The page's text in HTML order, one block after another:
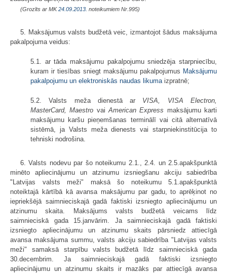
(Grozīts ar MK24.09.2013. noteikumiem Nr.995)
5. Maksājumus valsts budžetā veic, izmantojot šādus maksājuma
pakalpojuma veidus:
5.1. ar tāda maksājumu pakalpojumu sniedzēja starpniecību,
kuram ir tiesības sniegt maksājumu pakalpojumus Maksājumu
pakalpojumu un elektroniskās naudas likuma izpratnē;
5.2. Valsts meža dienestā ar VISA, VISA Electron,
MasterCard, Maestro vaiAmerican Express maksājumu karti
maksājumu karšu pieņemšanas terminālī vai citā alternatīvā
sistēmā, ja Valsts meža dienests vai starpniekinstitūcija to
tehniski nodrošina.
6. Valsts nodevu par šo noteikumu 2.1., 2.4. un 2.5.apakšpunktā
minēto apliecinājumu un atzinumu izsniegšanu akciju sabiedrība
"Latvijas valsts meži" maksā šo noteikumu 5.1.apakšpunktā
noteiktajā kārtībā kā avansa maksājumu par gadu, to aprēķinot no
iepriekšējā saimnieciskajā gadā faktiski izsniegto apliecinājumu un
atzinumu skaita. Maksājums valsts budžetā veicams līdz
saimnieciskā gada 15.janvārim. Ja saimnieciskajā gadā faktiski
izsniegto apliecinājumu un atzinumu skaits pārsniedz attiecīgā
avansa maksājuma summu, valsts akciju sabiedrība "Latvijas valsts
meži" samaksā starpību valsts budžetā līdz saimnieciskā gada
30.decembrim. Ja saimnieciskajā gadā faktiski izsniegto
apliecinājumu un atzinumu skaits ir mazāks par attiecīgā avansa